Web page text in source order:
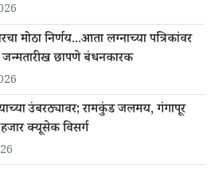
मोठा निर्णय...आता लग्नाच्या पत्रिकांवर
छापणे बंधनकारक
उंबरठ्यावर; रामकुंड जलमय, गंगापूर
क्यूसेक विसर्ग